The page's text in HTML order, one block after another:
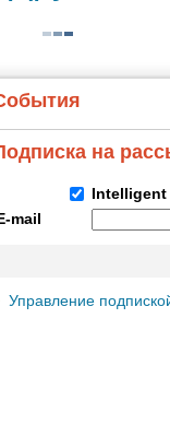
на
E-mail
Управление